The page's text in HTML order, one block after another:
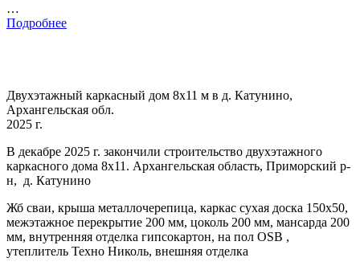
…
Подробнее
Двухэтажный каркасный дом 8х11 м в д. Катунино,
Архангельская обл.
2025 г.
В декабре 2025 г. закончили строительство двухэтажного
каркасного дома 8х11. Архангельская область, Приморский р-
н, д. Катунино
Жб сваи, крыша металлочерепица, каркас сухая доска 150х50,
межэтажное перекрытие 200 мм, цоколь 200 мм, мансарда 200
мм, внутренняя отделка гипсокартон, на пол OSB ,
утеплитель Техно Николь, внешняя отделка